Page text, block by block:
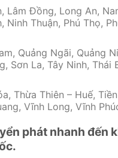
Lâm Đồng, Long An,
Ninh Thuận, Phú Thọ,
Quảng Ngãi, Quảng
Sơn La, Tây Ninh, Thái
Thừa Thiên – Huế,
Vĩnh Long, Vĩnh
phát nhanh đến